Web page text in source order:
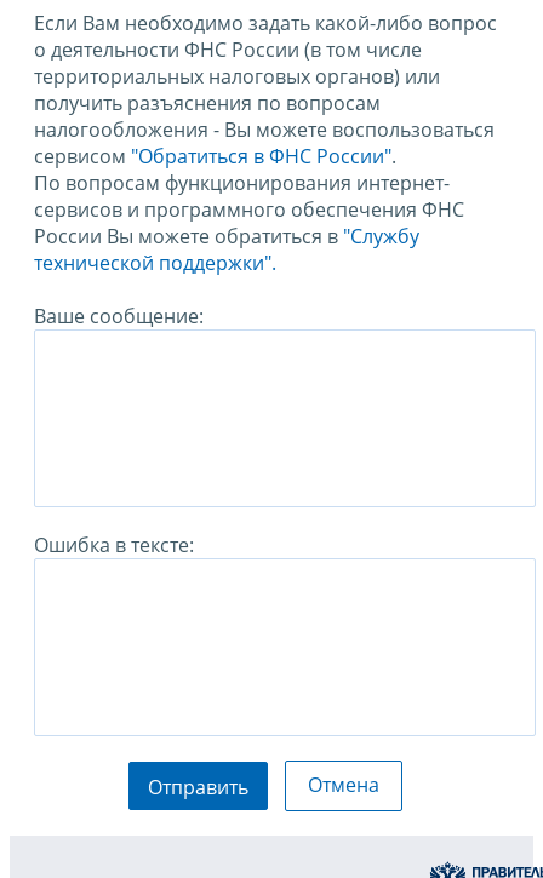
Если Вам необходимо задать какой-либо вопрос
о деятельности ФНС России (в том числе
территориальных налоговых органов) или
получить разъяснения по вопросам
налогообложения - Вы можете воспользоваться
сервисом "Обратиться в ФНС России".
По вопросам функционирования интернет-
сервисов и программного обеспечения ФНС
России Вы можете обратиться в "Службу
технической поддержки".
Ваше сообщение:
Ошибка в тексте:
Отправить Отмена